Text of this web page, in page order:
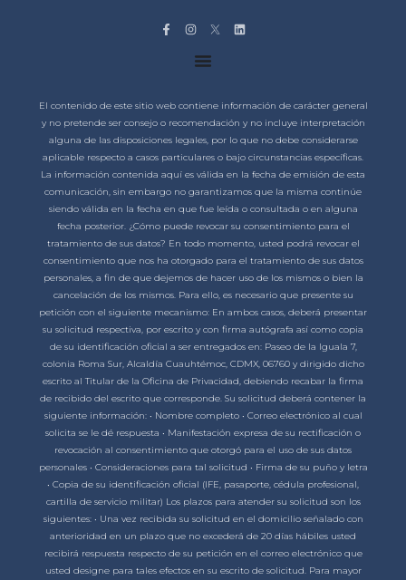
El contenido de este sitio web contiene información de carácter general
y no pretende ser consejo o recomendación y no incluye interpretación
alguna de las disposiciones legales, por lo que no debe considerarse
aplicable respecto a casos particulares o bajo circunstancias específicas.
La información contenida aquí es válida en la fecha de emisión de esta
comunicación, sin embargo no garantizamos que la misma continúe
siendo válida en la fecha en que fue leída o consultada o en alguna
fecha posterior. ¿Cómo puede revocar su consentimiento para el
tratamiento de sus datos? En todo momento, usted podrá revocar el
consentimiento que nos ha otorgado para el tratamiento de sus datos
personales, a fin de que dejemos de hacer uso de los mismos o bien la
cancelación de los mismos. Para ello, es necesario que presente su
petición con el siguiente mecanismo: En ambos casos, deberá presentar
su solicitud respectiva, por escrito y con firma autógrafa así como copia
de su identificación oficial a ser entregados en: Paseo de la Iguala 7,
colonia Roma Sur, Alcaldía Cuauhtémoc, CDMX, 06760 y dirigido dicho
escrito al Titular de la Oficina de Privacidad, debiendo recabar la firma
de recibido del escrito que corresponde. Su solicitud deberá contener la
siguiente información: • Nombre completo • Correo electrónico al cual
solicita se le dé respuesta • Manifestación expresa de su rectificación o
revocación al consentimiento que otorgó para el uso de sus datos
personales • Consideraciones para tal solicitud • Firma de su puño y letra
• Copia de su identificación oficial (IFE, pasaporte, cédula profesional,
cartilla de servicio militar) Los plazos para atender su solicitud son los
siguientes: • Una vez recibida su solicitud en el domicilio señalado con
anterioridad en un plazo que no excederá de 20 días hábiles usted
recibirá respuesta respecto de su petición en el correo electrónico que
usted designe para tales efectos en su escrito de solicitud. Para mayor